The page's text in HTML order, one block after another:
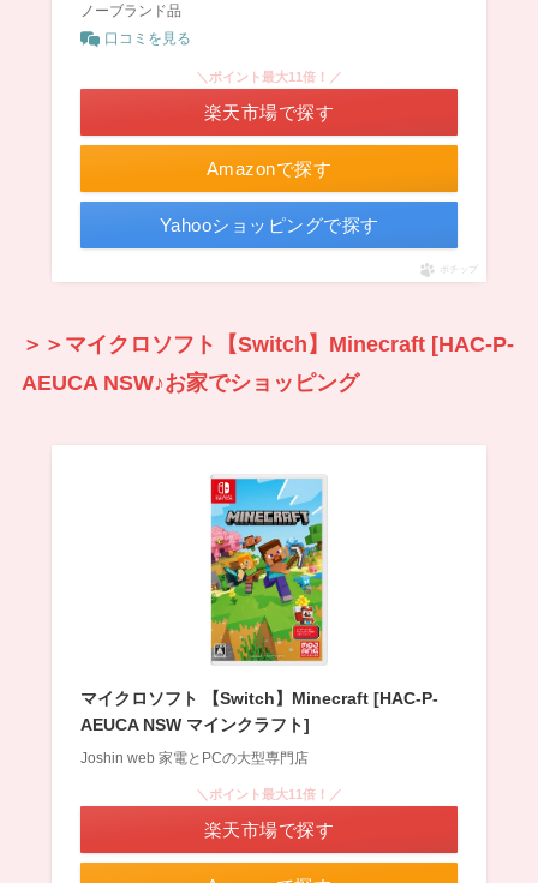
ノーブランド品
口コミを見る
Amazonで探す
＼ポイント最大11倍！／
楽天市場で探す
Yahooショッピングで探す
ポチップ
＞＞マイクロソフト【Switch】Minecraft [HAC-P-
AEUCA NSW♪お家でショッピング
マイクロソフト 【Switch】Minecraft [HAC-P-
AEUCA NSW マインクラフト]
Joshin web 家電とPCの大型専門店
＼ポイント最大11倍！／
楽天市場で探す